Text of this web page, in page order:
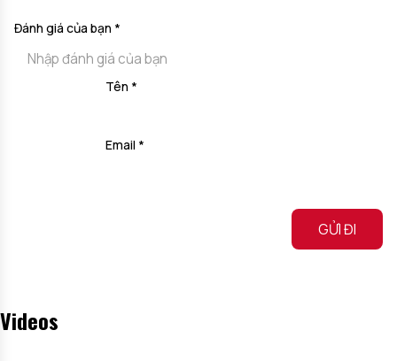
Đánh giá của bạn *
Tên *
Email *
Videos